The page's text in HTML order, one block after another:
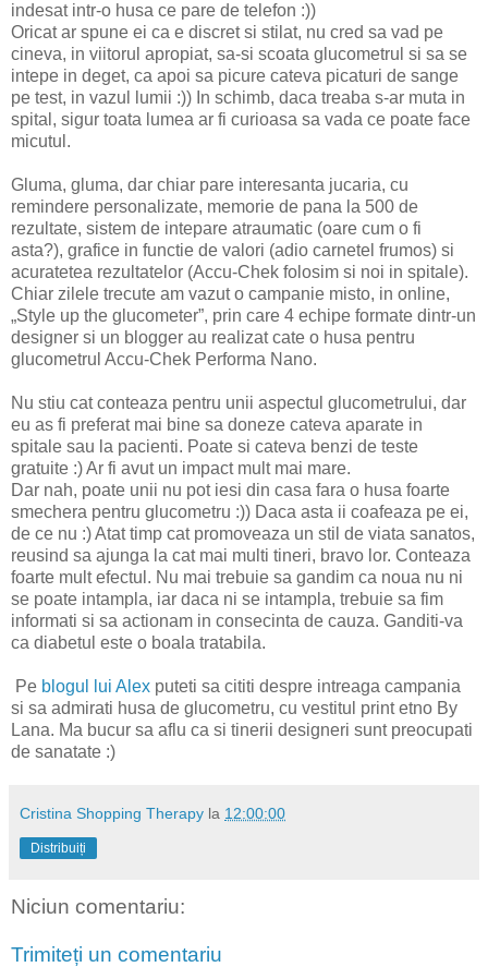
indesat intr-o husa ce pare de telefon :))
Oricat ar spune ei ca e discret si stilat, nu cred sa vad pe
cineva, in viitorul apropiat, sa-si scoata glucometrul si sa se
intepe in deget, ca apoi sa picure cateva picaturi de sange
pe test, in vazul lumii :)) In schimb, daca treaba s-ar muta in
spital, sigur toata lumea ar fi curioasa sa vada ce poate face
micutul.
Gluma, gluma, dar chiar pare interesanta jucaria, cu
remindere personalizate, memorie de pana la 500 de
rezultate, sistem de intepare atraumatic (oare cum o fi
asta?), grafice in functie de valori (adio carnetel frumos) si
acuratetea rezultatelor (Accu-Chek folosim si noi in spitale).
Chiar zilele trecute am vazut o campanie misto, in online,
„Style up the glucometer”, prin care 4 echipe formate dintr-un
designer si un blogger au realizat cate o husa pentru
glucometrul Accu-Chek Performa Nano.
Nu stiu cat conteaza pentru unii aspectul glucometrului, dar
eu as fi preferat mai bine sa doneze cateva aparate in
spitale sau la pacienti. Poate si cateva benzi de teste
gratuite :) Ar fi avut un impact mult mai mare.
Dar nah, poate unii nu pot iesi din casa fara o husa foarte
smechera pentru glucometru :)) Daca asta ii coafeaza pe ei,
de ce nu :) Atat timp cat promoveaza un stil de viata sanatos,
reusind sa ajunga la cat mai multi tineri, bravo lor. Conteaza
foarte mult efectul. Nu mai trebuie sa gandim ca noua nu ni
se poate intampla, iar daca ni se intampla, trebuie sa fim
informati si sa actionam in consecinta de cauza. Ganditi-va
ca diabetul este o boala tratabila.
Pe blogul lui Alex puteti sa cititi despre intreaga campania
si sa admirati husa de glucometru, cu vestitul print etno By
Lana. Ma bucur sa aflu ca si tinerii designeri sunt preocupati
de sanatate :)
Cristina Shopping Therapy la 12:00:00
Distribuiți
Niciun comentariu:
Trimiteți un comentariu